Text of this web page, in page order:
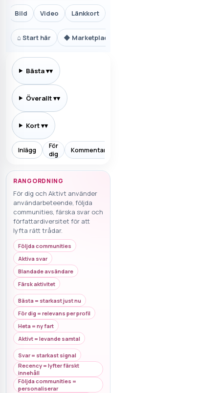
Bild Video Länkkort
⌂ Start här ◆ Marketplace.se
Bästa▾
Överallt▾
Kort▾
Inlägg
För
dig
Kommentarer
RANGORDNING
För dig och Aktivt använder
användarbeteende, följda
communities, färska svar och
författardiversitet för att
lyfta rätt trådar.
Följda communities
Aktiva svar
Blandade avsändare
Färsk aktivitet
Bästa = starkast just nu
För dig = relevans per profil
Heta = ny fart
Aktivt = levande samtal
Svar = starkast signal
Recency = lyfter färskt
innehåll
Följda communities =
personaliserar